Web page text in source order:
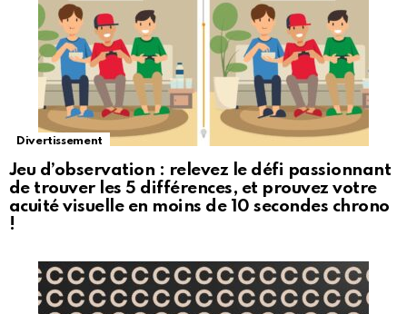
Divertissement
Jeu d’observation : relevez le défi passionnant
de trouver les 5 différences, et prouvez votre
acuité visuelle en moins de 10 secondes chrono
!